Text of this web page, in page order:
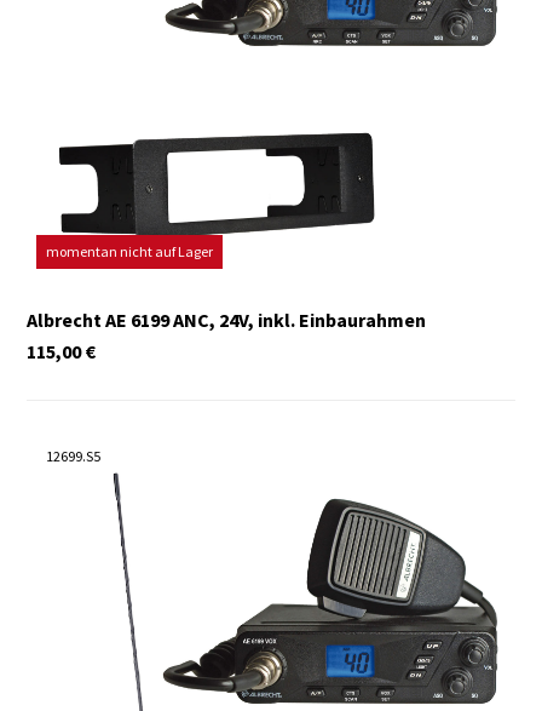
momentan nicht auf Lager
Albrecht AE 6199 ANC, 24V, inkl. Einbaurahmen
€
115,00
12699.S5